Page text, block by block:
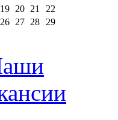
19 20 21
22
26 27 28
29